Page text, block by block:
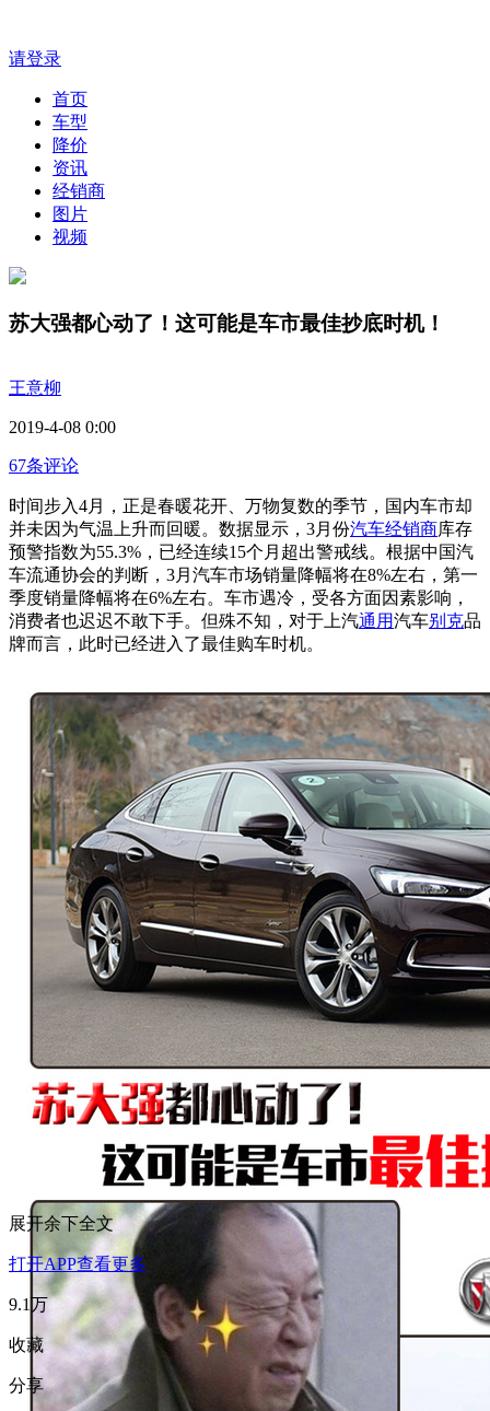
请登录
首页
车型
降价
资讯
经销商
图片
视频
苏大强都心动了！这可能是车市最佳抄底时机！
王意柳
2019-4-08 0:00
67条评论
时间步入4月，正是春暖花开、万物复数的季节，国内车市却
并未因为气温上升而回暖。数据显示，3月份汽车经销商库存
预警指数为55.3%，已经连续15个月超出警戒线。根据中国汽
车流通协会的判断，3月汽车市场销量降幅将在8%左右，第一
季度销量降幅将在6%左右。车市遇冷，受各方面因素影响，
消费者也迟迟不敢下手。但殊不知，对于上汽通用汽车别克品
牌而言，此时已经进入了最佳购车时机。
展开余下全文
打开APP查看更多
9.1万
收藏
分享